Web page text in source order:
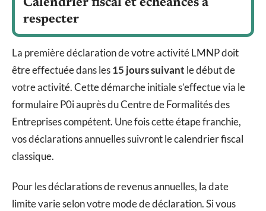
Calendrier fiscal et échéances à
respecter
La première déclaration de votre activité LMNP doit
être effectuée dans les15 jours suivant le début de
votre activité. Cette démarche initiale s’effectue via le
formulaire P0i auprès du Centre de Formalités des
Entreprises compétent. Une fois cette étape franchie,
vos déclarations annuelles suivront le calendrier fiscal
classique.
Pour les déclarations de revenus annuelles, la date
limite varie selon votre mode de déclaration. Si vous